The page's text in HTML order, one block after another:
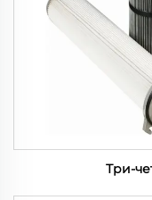
Три-